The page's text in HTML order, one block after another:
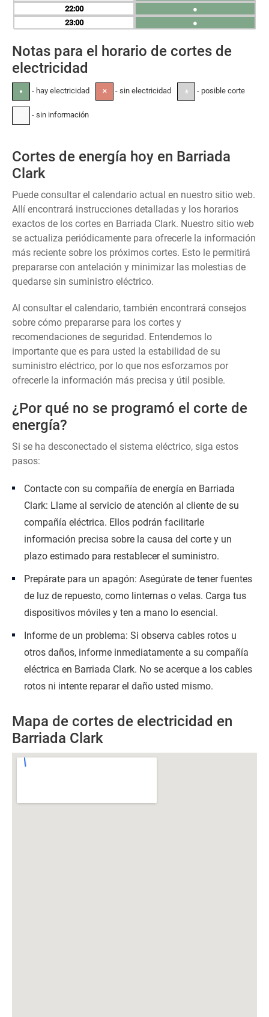
22
23
●
●
Notas para el horario de cortes de
electricidad
● - hay electricidad ✕ - sin electricidad ± - posible corte
- sin información
Cortes de energía hoy en Barriada
Clark
Puede consultar el calendario actual en nuestro sitio web.
Allí encontrará instrucciones detalladas y los horarios
exactos de los cortes en Barriada Clark. Nuestro sitio web
se actualiza periódicamente para ofrecerle la información
más reciente sobre los próximos cortes. Esto le permitirá
prepararse con antelación y minimizar las molestias de
quedarse sin suministro eléctrico.
Al consultar el calendario, también encontrará consejos
sobre cómo prepararse para los cortes y
recomendaciones de seguridad. Entendemos lo
importante que es para usted la estabilidad de su
suministro eléctrico, por lo que nos esforzamos por
ofrecerle la información más precisa y útil posible.
¿Por qué no se programó el corte de
energía?
Si se ha desconectado el sistema eléctrico, siga estos
pasos:
Contacte con su compañía de energía en Barriada
Clark: Llame al servicio de atención al cliente de su
compañía eléctrica. Ellos podrán facilitarle
información precisa sobre la causa del corte y un
plazo estimado para restablecer el suministro.
Prepárate para un apagón: Asegúrate de tener fuentes
de luz de repuesto, como linternas o velas. Carga tus
dispositivos móviles y ten a mano lo esencial.
Informe de un problema: Si observa cables rotos u
otros daños, informe inmediatamente a su compañía
eléctrica en Barriada Clark. No se acerque a los cables
rotos ni intente reparar el daño usted mismo.
Mapa de cortes de electricidad en
Barriada Clark